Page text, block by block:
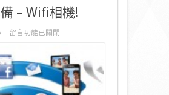
– Wifi相機!
在
行
必
備
–
Wifi
留言功能已關閉